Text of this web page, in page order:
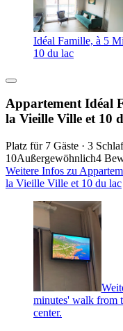
Idéal Famille, à 5
10 du lac
Appartement Idéal
la Vieille Ville et 10
Platz für 7 Gäste · 3
10Außergewöhnlich4
Weitere Infos zu
la Vieille Ville et 10 du lac
minutes' walk from
center.